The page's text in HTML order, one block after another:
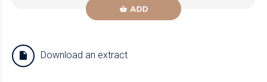
ADD
Download an extract